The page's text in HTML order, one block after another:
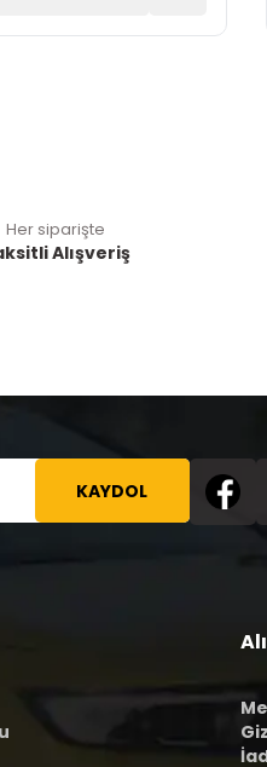
Her siparişte
Alışveriş
KAYDOL